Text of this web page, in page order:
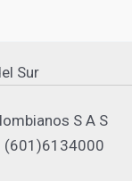
Sur
S A S
(601)6134000